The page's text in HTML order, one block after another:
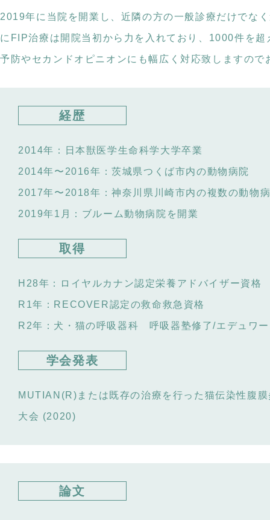
2019年に当院を開業し、近隣の方の一般診療だけでな
にFIP治療は開院当初から力を入れており、1000件を
予防やセカンドオピニオンにも幅広く対応致しますので
経歴
2014年： 日本獣医学生命科学大学卒業
2014年〜2016年：茨城県つくば市内の動物病院
2017年〜2018年：神奈川県川崎市内の複数の動物
2019年1月： ブルーム動物病院を開業
取得
H28年： ロイヤルカナン認定栄養アドバイザー資格
R1年： RECOVER認定の救命救急資格
R2年： 犬・猫の呼吸器科 呼吸器塾修了/エデュワ
学会発表
MUTIAN(R)または既存の治療を行った猫伝染性腹
大会 (2020)
論文